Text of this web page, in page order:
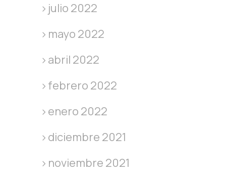
julio 2022
mayo 2022
abril 2022
febrero 2022
enero 2022
diciembre 2021
noviembre 2021